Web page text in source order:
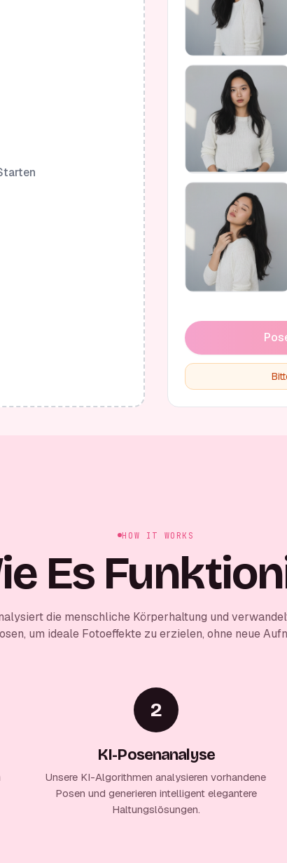
HOW IT WORKS
Es
die menschliche Körperhaltung und
um ideale Fotoeffekte zu erzielen, ohne neue
2
KI-Posenanalyse
Unsere KI-Algorithmen analysieren vorhandene
Posen und generieren intelligent elegantere
Haltungslösungen.